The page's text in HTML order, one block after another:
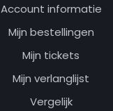
Account informatie
Mijn bestellingen
Mijn tickets
Mijn verlanglijst
Vergelijk